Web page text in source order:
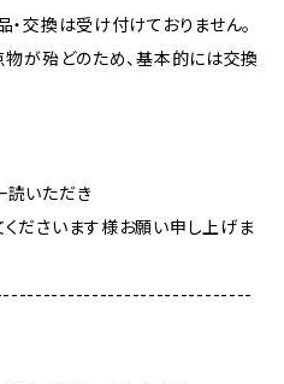
・交換は受け付けておりません。
物が殆どのため、基本的には交換
読いただき
ださいます様お願い申し上げま